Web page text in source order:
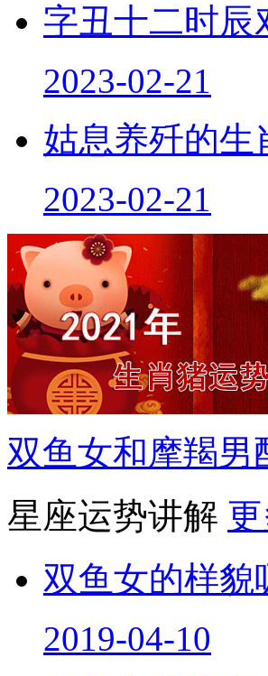
字丑十二时辰
2023-02-21
姑息养歼的生
2023-02-21
双鱼女和摩羯男
星座运势讲解 更
双鱼女的样貌
2019-04-10